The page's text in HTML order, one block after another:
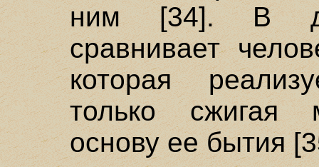
ним [34]. В
сравнивает
которая
только сжигая
основу ее бытия